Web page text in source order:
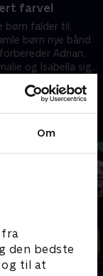
Om
fra
den bedste
og til at
farvel
børn falder til,
børn nye bånd.
Adrian,
og Isabella sig
2024 • 37 min